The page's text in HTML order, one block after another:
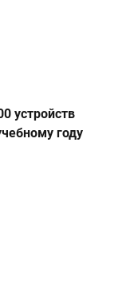
устройств
году